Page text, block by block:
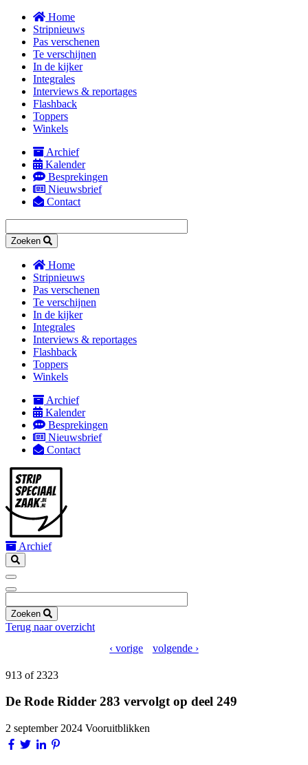
Overslaan
naar
inhoud
gaan
Home
Stripnieuws
Pas verschenen
Te verschijnen
In de kijker
Integrales
Interviews & reportages
Flashback
Toppers
Winkels
Secondary
navigation
Archief
Kalender
Besprekingen
Nieuwsbrief
Contact
Zoeken
Main
navigation
mobile
Home
Stripnieuws
Pas verschenen
Te verschijnen
In de kijker
Integrales
Interviews & reportages
Flashback
Toppers
Winkels
Secondary
navigation
Archief
Kalender
Besprekingen
Nieuwsbrief
Contact
Archief
Zoeken
Terug naar overzicht
‹ vorige
volgende ›
913 of 2323
De Rode Ridder 283 vervolgt op deel 249
2 september 2024 Vooruitblikken